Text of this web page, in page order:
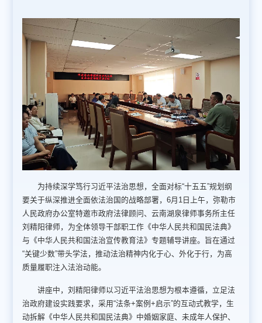
为持续深学笃行习近平法治思想，全面对标“十五五”规划纲
要关于纵深推进全面依法治国的战略部署，6月1日上午，弥勒市
人民政府办公室特邀市政府法律顾问、云南湖泉律师事务所主任
刘精阳律师，为全体领导干部职工作《中华人民共和国民法典》
与《中华人民共和国法治宣传教育法》专题辅导讲座。旨在通过
“关键少数”带头学法，推动法治精神内化于心、外化于行，为高
质量履职注入法治动能。
讲座中，刘精阳律师以习近平法治思想为根本遵循，立足法
治政府建设实践要求，采用“法条+案例+启示”的互动式教学，生
动拆解《中华人民共和国民法典》中婚姻家庭、未成年人保护、